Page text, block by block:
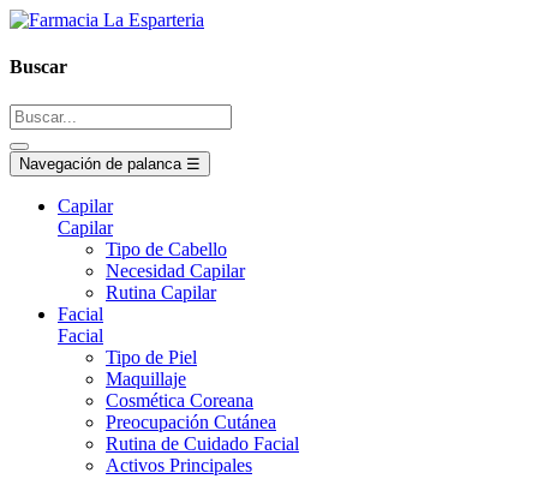
Buscar
Navegación de palanca ☰
Capilar
Capilar
Tipo de Cabello
Necesidad Capilar
Rutina Capilar
Facial
Facial
Tipo de Piel
Maquillaje
Cosmética Coreana
Preocupación Cutánea
Rutina de Cuidado Facial
Activos Principales